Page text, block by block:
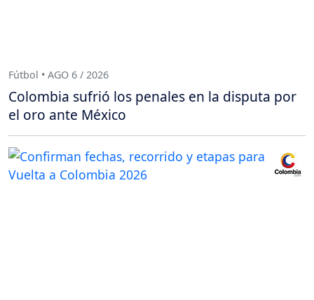
Fútbol • AGO 6 / 2026
Colombia sufrió los penales en la disputa por
el oro ante México